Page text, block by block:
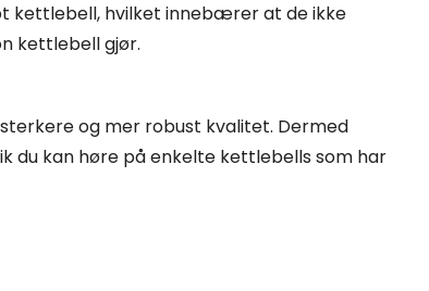
kettlebell, hvilket innebærer at de ikke
kettlebell gjør.
og mer robust kvalitet. Dermed
du kan høre på enkelte kettlebells som har